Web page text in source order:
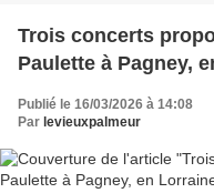
Trois concerts
Paulette à Pagney,
Publié le 16/03/2026 à 14:08
Par levieuxpalmeur